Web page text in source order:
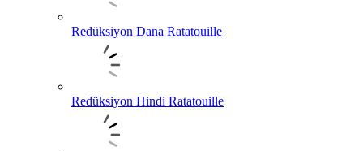
Redüksiyon Dana Ratatouille
Redüksiyon Hindi Ratatouille